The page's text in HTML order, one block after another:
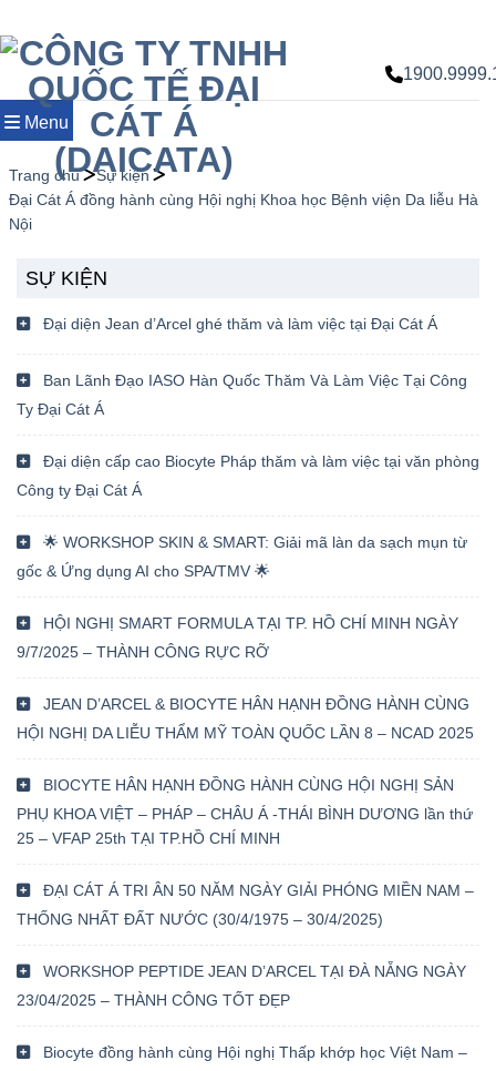
đến
nội
dung
Menu
Trang chủ
Sự kiện
Đại Cát Á đồng hành cùng Hội nghị Khoa học Bệnh viện Da liễu Hà
Nội
SỰ KIỆN
Đại diện Jean d’Arcel ghé thăm và làm việc tại Đại Cát Á
Ban Lãnh Đạo IASO Hàn Quốc Thăm Và Làm Việc Tại Công
Ty Đại Cát Á
Đại diện cấp cao Biocyte Pháp thăm và làm việc tại văn phòng
Công ty Đại Cát Á
🌟 WORKSHOP SKIN & SMART: Giải mã làn da sạch mụn từ
gốc & Ứng dụng AI cho SPA/TMV 🌟
HỘI NGHỊ SMART FORMULA TẠI TP. HỒ CHÍ MINH NGÀY
9/7/2025 – THÀNH CÔNG RỰC RỠ
JEAN D’ARCEL & BIOCYTE HÂN HẠNH ĐỒNG HÀNH CÙNG
HỘI NGHỊ DA LIỄU THẨM MỸ TOÀN QUỐC LẦN 8 – NCAD 2025
BIOCYTE HÂN HẠNH ĐỒNG HÀNH CÙNG HỘI NGHỊ SẢN
PHỤ KHOA VIỆT – PHÁP – CHÂU Á -THÁI BÌNH DƯƠNG lần thứ
25 – VFAP 25th TẠI TP.HỒ CHÍ MINH
ĐẠI CÁT Á TRI ÂN 50 NĂM NGÀY GIẢI PHÓNG MIỀN NAM –
THỐNG NHẤT ĐẤT NƯỚC (30/4/1975 – 30/4/2025)
WORKSHOP PEPTIDE JEAN D’ARCEL TẠI ĐÀ NẴNG NGÀY
23/04/2025 – THÀNH CÔNG TỐT ĐẸP
Biocyte đồng hành cùng Hội nghị Thấp khớp học Việt Nam –